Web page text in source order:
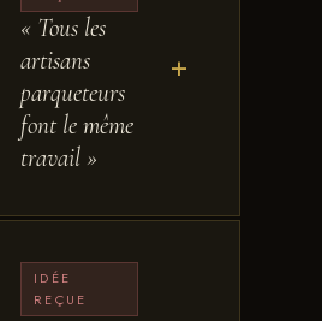
« Tous les
artisans
parqueteurs
font le même
travail »
+
IDÉE
REÇUE